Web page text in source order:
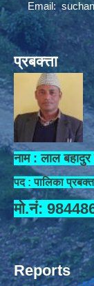
Email:
प्रबक्त्ता
नाम : लाल बहादुर
पद : पालिका
मो.नं:
Reports